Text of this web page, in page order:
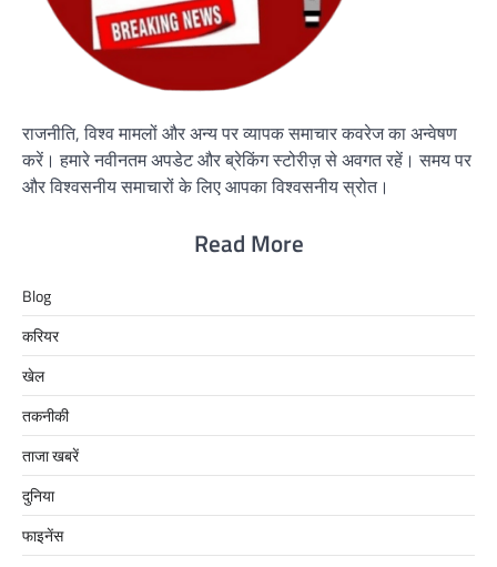
राजनीति, विश्व मामलों और अन्य पर व्यापक समाचार कवरेज का अन्वेषण
करें। हमारे नवीनतम अपडेट और ब्रेकिंग स्टोरीज़ से अवगत रहें। समय पर
और विश्वसनीय समाचारों के लिए आपका विश्वसनीय स्रोत।
Read More
Blog
करियर
खेल
तकनीकी
ताजा खबरें
दुनिया
फाइनेंस